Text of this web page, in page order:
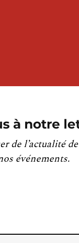
à notre
de l’actualité
événements.